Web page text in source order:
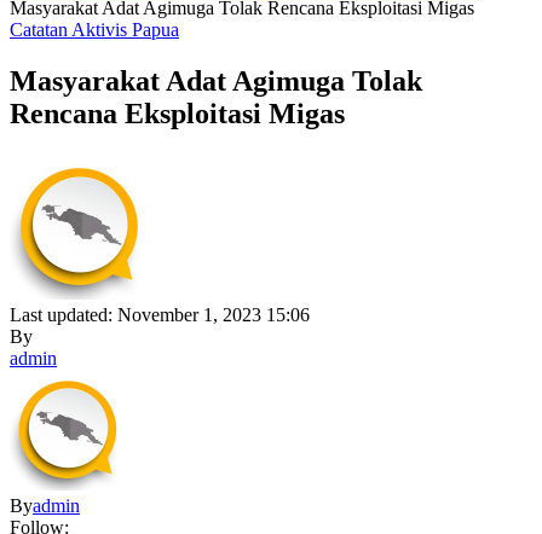
Masyarakat Adat Agimuga Tolak Rencana Eksploitasi Migas
Catatan Aktivis Papua
Masyarakat Adat Agimuga Tolak
Rencana Eksploitasi Migas
Last updated: November 1, 2023 15:06
By
admin
Byadmin
Follow: